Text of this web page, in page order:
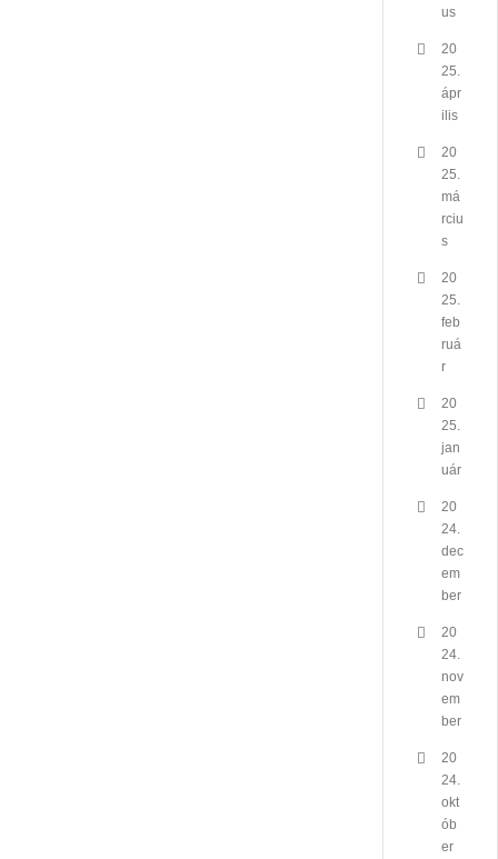
us
20
25.
ápr
ilis
20
25.
má
rciu
s
20
25.
feb
ruá
r
20
25.
jan
uár
20
24.
dec
em
ber
20
24.
nov
em
ber
20
24.
okt
ób
er